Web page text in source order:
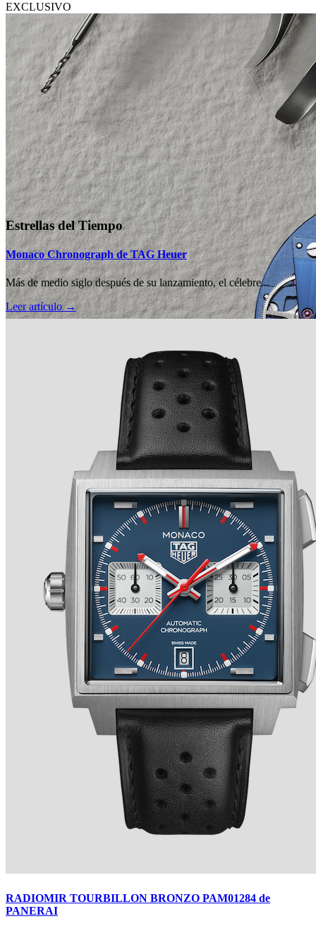
EXCLUSIVO
TRADITION SECONDE RÉTROGRADE 7037 de
Estrellas del Tiempo
Monaco Chronograph de TAG Heuer
Más de medio siglo después de su lanzamiento, el célebre...
Leer artículo →
RADIOMIR TOURBILLON BRONZO PAM01284 de
PANERAI